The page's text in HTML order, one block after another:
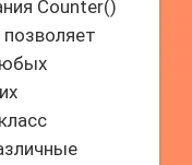
Counter()